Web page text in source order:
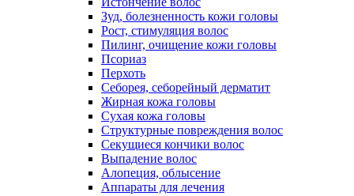
Зуд, болезненность кожи головы
Рост, стимуляция волос
Пилинг, очищение кожи головы
Псориаз
Перхоть
Себорея, себорейный дерматит
Жирная кожа головы
Сухая кожа головы
Структурные повреждения волос
Секущиеся кончики волос
Выпадение волос
Алопеция, облысение
Аппараты для лечения